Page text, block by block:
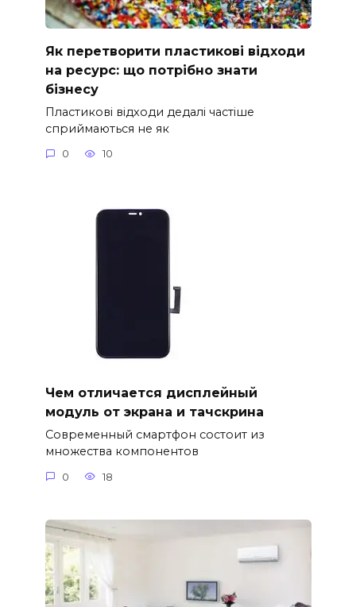
Як перетворити пластикові відходи
на ресурс: що потрібно знати
бізнесу
Пластикові відходи дедалі частіше
сприймаються не як
0 10
Чем отличается дисплейный
модуль от экрана и тачскрина
Современный смартфон состоит из
множества компонентов
0 18